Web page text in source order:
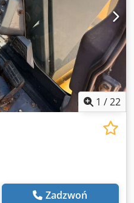
1 /22
Zadzwoń